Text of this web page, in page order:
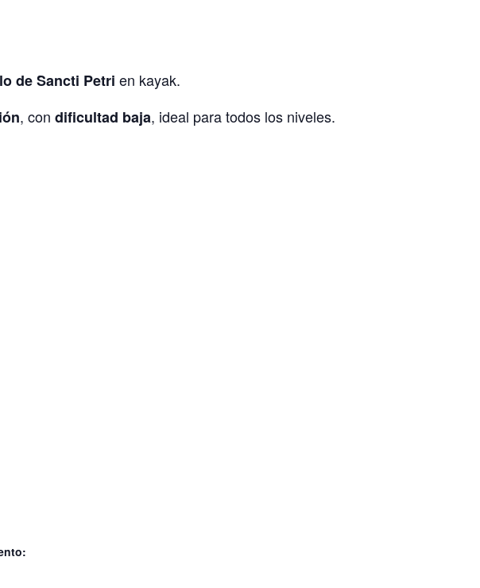
de Sancti Petri en kayak.
, con dificultad baja, ideal para todos los niveles.